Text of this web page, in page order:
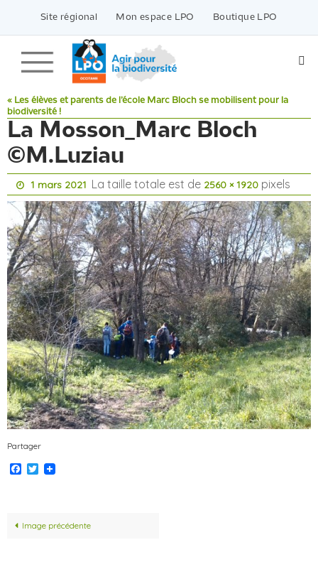
contenu
Site régional Mon espace LPO Boutique LPO
« Les élèves et parents de l’école Marc Bloch se mobilisent pour la
biodiversité !
La Mosson_Marc Bloch
©M.Luziau
1 mars 2021 La taille totale est de 2560 × 1920 pixels
Partager
Facebook
Twitter
Image précédente